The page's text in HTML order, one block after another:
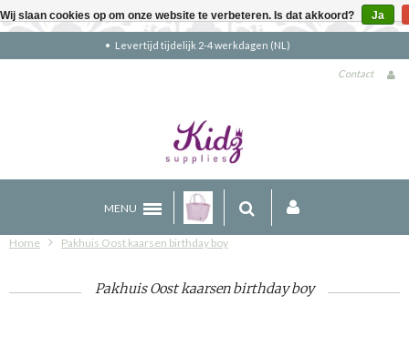
Gratis verzending boven €90 (NL)
Contact
MENU
Home Pakhuis Oost kaarsen birthday boy
Pakhuis Oost kaarsen birthday boy
Wij slaan cookies op om onze website te verbeteren. Is dat akkoord? Ja